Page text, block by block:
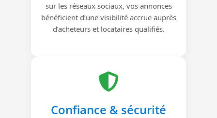
sur les réseaux sociaux, vos annonces
bénéficient d’une visibilité accrue auprès
d’acheteurs et locataires qualifiés.
Confiance & sécurité